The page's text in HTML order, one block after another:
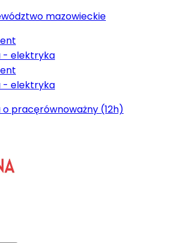
mazowieckie
- elektryka
- elektryka
o pracęrównoważny (12h)